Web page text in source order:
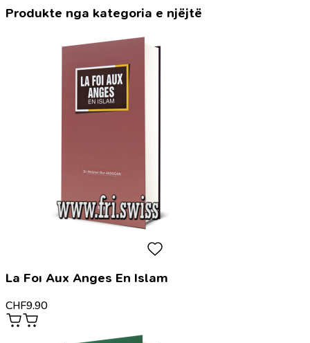
Produkte nga kategoria e njëjtë
La Foı Aux Anges En Islam
CHF9.90